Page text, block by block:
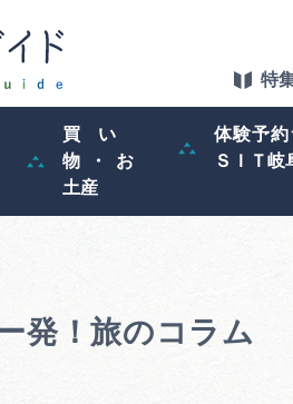
特
買い
物・お
土産
体験予約
ＳＩＴ岐
発！旅のコラム